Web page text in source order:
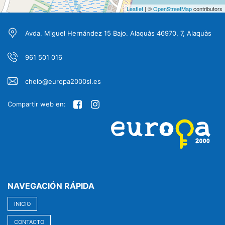
Leaflet | ©OpenStreetMapcontributors
Avda. Miguel Hernández 15 Bajo. Alaquàs 46970, 7, Alaquàs
961 501 016
chelo@europa2000sl.es
Compartir web en:
NAVEGACIÓN RÁPIDA
INICIO
CONTACTO